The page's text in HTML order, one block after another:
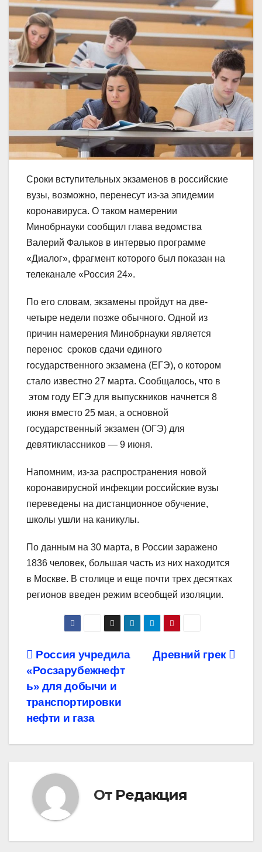
Сроки вступительных экзаменов в российские
вузы, возможно, перенесут из-за эпидемии
коронавируса. О таком намерении
Минобрнауки сообщил глава ведомства
Валерий Фальков в интервью программе
«Диалог», фрагмент которого был показан на
телеканале «Россия 24».
По его словам, экзамены пройдут на две-
четыре недели позже обычного. Одной из
причин намерения Минобрнауки является
перенос сроков сдачи единого
государственного экзамена (ЕГЭ), о котором
стало известно 27 марта. Сообщалось, что в
этом году ЕГЭ для выпускников начнется 8
июня вместо 25 мая, а основной
государственный экзамен (ОГЭ) для
девятиклассников — 9 июня.
Напомним, из-за распространения новой
коронавирусной инфекции российские вузы
переведены на дистанционное обучение,
школы ушли на каникулы.
По данным на 30 марта, в России заражено
1836 человек, большая часть из них находится
в Москве. В столице и еще почти трех десятках
регионов введен режим всеобщей изоляции.
Навигация
по
записям
Древний грек
Россия учредила
«Росзарубежнефт
ь» для добычи и
транспортировки
нефти и газа
От Редакция